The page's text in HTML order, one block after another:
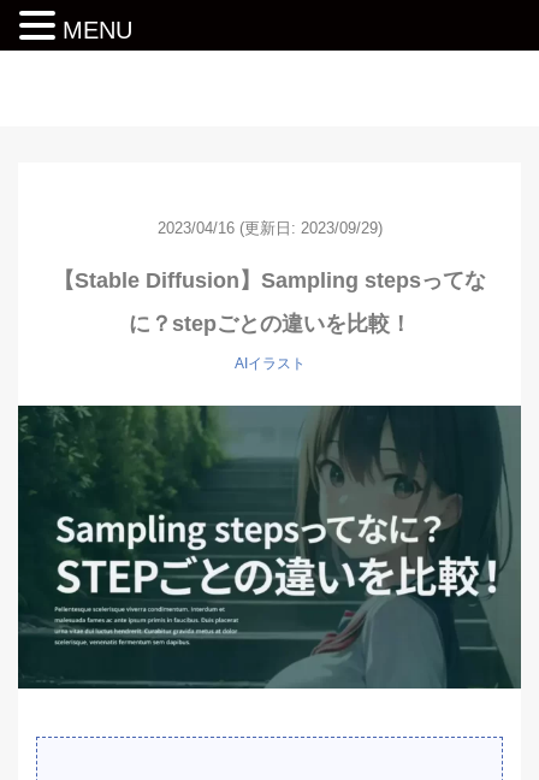
2023/04/16 (更新日: 2023/09/29)
【Stable Diffusion】Sampling stepsってな
に？stepごとの違いを比較！
AIイラスト
MENU